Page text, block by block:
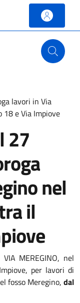
lavori in Via
e Via Impiove
27
nel
il
MEREGINO, nel
per lavori di
fosso Meregino, dal